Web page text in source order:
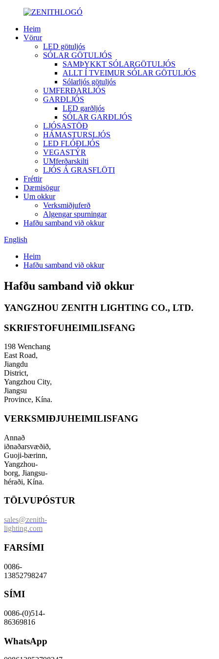
Heim
Vörur
LED götuljós
SÓLAR GÖTULJÓS
SAMÞYKKT SÓLARGÖTULJÓS
ALLT Í TVEIMUR SÓLAR GÖTULJÓS
Sólarljós götuljós
UMFERÐARLJÓS
GARÐLJÓS
LED garðljós
SÓLAR GARÐLJÓS
LJÓSASTÖÐ
HÁMASTURSLJÓS
LED FLÓÐLJÓS
VEGASTÝR
UMferðarskilti
LJÓS Á GRASFLÖTI
Fréttir
Dæmisögur
Um okkur
Verksmiðjuferð
Algengar spurningar
Hafðu samband við okkur
English
Heim
Hafðu samband við okkur
Hafðu samband við okkur
YANGZHOU ZENITH LIGHTING CO., LTD.
SKRIFSTOFUHEIMILISFANG
198 Wenchang
East Road,
Jiangdu
District,
Yangzhou City,
Jiangsu
Province, Kína.
VERKSMIÐJUHEIMILISFANG
Annað
iðnaðarsvæðið,
Guoji-bærinn,
Yangzhou-
borg, Jiangsu-
héraði, Kína.
TÖLVUPÓSTUR
sales@zenith-
lighting.com
FARSÍMI
0086-
13852798247
SÍMI
0086-(0)514-
86369816
WhatsApp